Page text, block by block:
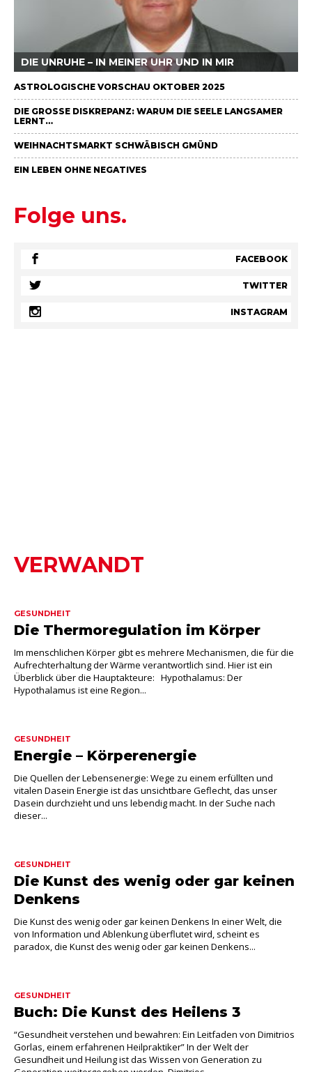
DIE UNRUHE – IN MEINER UHR UND IN MIR
ASTROLOGISCHE VORSCHAU OKTOBER 2025
DIE GROSSE DISKREPANZ: WARUM DIE SEELE LANGSAMER L
ERNT…
WEIHNACHTSMARKT SCHWÄBISCH GMÜND
EIN LEBEN OHNE NEGATIVES
Folge uns.
FACEBOOK
TWITTER
INSTAGRAM
VERWANDT
GESUNDHEIT
Die Thermoregulation im Körper
Im menschlichen Körper gibt es mehrere Mechanismen, die für die
Aufrechterhaltung der Wärme verantwortlich sind. Hier ist ein
Überblick über die Hauptakteure: Hypothalamus: Der
Hypothalamus ist eine Region...
GESUNDHEIT
Energie – Körperenergie
Die Quellen der Lebensenergie: Wege zu einem erfüllten und
vitalen Dasein Energie ist das unsichtbare Geflecht, das unser
Dasein durchzieht und uns lebendig macht. In der Suche nach
dieser...
GESUNDHEIT
Die Kunst des wenig oder gar keinen
Denkens
Die Kunst des wenig oder gar keinen Denkens In einer Welt, die
von Information und Ablenkung überflutet wird, scheint es
paradox, die Kunst des wenig oder gar keinen Denkens...
GESUNDHEIT
Buch: Die Kunst des Heilens 3
“Gesundheit verstehen und bewahren: Ein Leitfaden von Dimitrios
Gorlas, einem erfahrenen Heilpraktiker” In der Welt der
Gesundheit und Heilung ist das Wissen von Generation zu